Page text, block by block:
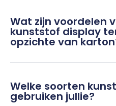
Wat zijn voordelen
kunststof display
opzichte van
Welke soorten
gebruiken jullie?